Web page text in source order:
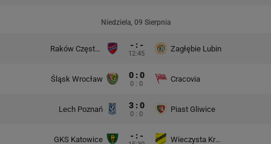
Niedziela, 09 Sierpnia
Raków Częstochowa - : -
12:45
Zagłębie Lubin
Śląsk Wrocław 0 : 0
0 : 0
Cracovia
Lech Poznań 3 : 0
0 : 0
Piast Gliwice
GKS Katowice - : - Wieczysta Kraków